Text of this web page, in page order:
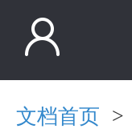
文档首页 >